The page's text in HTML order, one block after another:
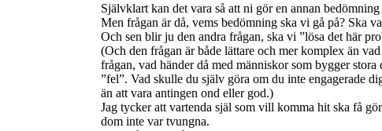
Självklart kan det vara så att ni gör en annan
Men frågan är då, vems bedömning ska vi gå på? Ska
Och sen blir ju den andra frågan, ska vi ”lösa det här
(Och den frågan är både lättare och mer komplex än
frågan, vad händer då med människor som bygger
”fel”. Vad skulle du själv göra om du inte engagerade
än att vara antingen ond eller god.)
Jag tycker att vartenda själ som vill komma hit ska få
dom inte var tvungna.